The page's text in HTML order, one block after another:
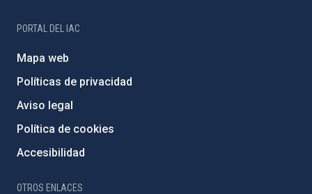
PORTAL DEL IAC
Mapa web
Políticas de privacidad
Aviso legal
Política de cookies
Accesibilidad
OTROS ENLACES